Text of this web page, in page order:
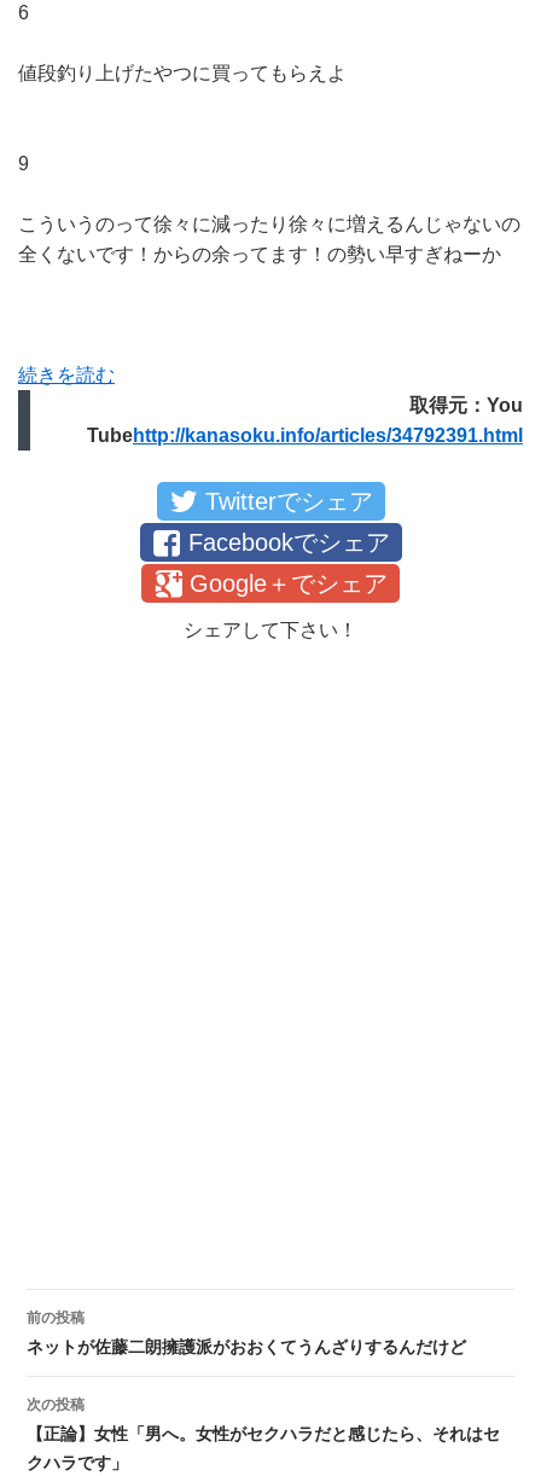
6
値段釣り上げたやつに買ってもらえよ
9
こういうのって徐々に減ったり徐々に増えるんじゃないの
全くないです！からの余ってます！の勢い早すぎねーか
続きを読む
取得元：You
Tubehttp://kanasoku.info/articles/34792391.html
Twitterでシェア
Facebookでシェア
Google＋でシェア
シェアして下さい！
投稿ナビゲーション
前の投稿
ネットが佐藤二朗擁護派がおおくてうんざりするんだけど
次の投稿
【正論】女性「男へ。女性がセクハラだと感じたら、それはセ
クハラです」